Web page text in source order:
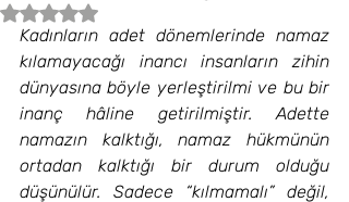
5 üzerinden NaN yıldız
Kadınların adet dönemlerinde namaz
kılamayacağı inancı insanların zihin
dünyasına böyle yerleştirilmi ve bu bir
inanç hâline getirilmiştir. Adette
namazın kalktığı, namaz hükmünün
ortadan kalktığı bir durum olduğu
düşünülür. Sadece “kılmamalı” değil,